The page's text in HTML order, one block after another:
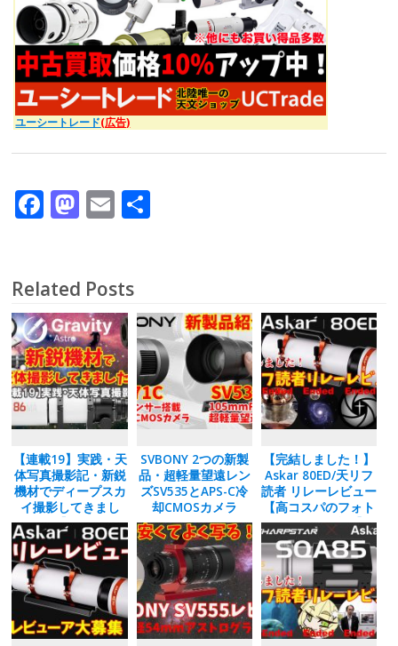
ユーシートレード(広告)
F
ac
b
o
o
k
M
as
d
o
n
E
m
l
Related Posts
【連載19】実践・天
体写真撮影記・新鋭
機材でディープスカ
イ撮影してきまし
た！【Gravity
Astro日本初登
場！】
SVBONY 2つの新製
品・超軽量望遠レン
ズSV535とAPS-C冷
却CMOSカメラ
SC571CC
【完結しました！】
Askar 80ED/天リフ
読者 リレーレビュー
【高コスパのフォト
ビジュアル鏡筒】